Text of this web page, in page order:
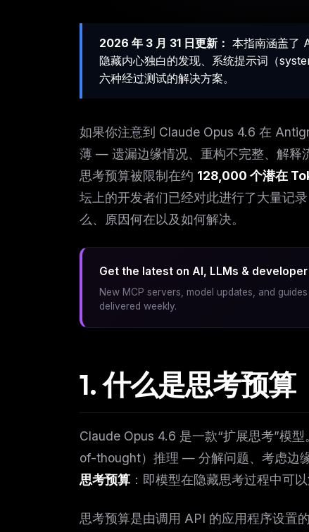
2026 年 3 月 31 日更新： 本指南涵盖了
隐藏内心独白的发现、系统提示词（
六种经过测试的解决方案。
如果你注意到 Claude Opus 4.6 在
薄 — 遗漏边缘情况、重构不完整、解
思考预算被限制在约 128,000 个潜在
坛上的开发者们已经对此进行了大量记
么、原因何在以及如何解决。
Get the latest on AI, LLMs &
New MCP servers, model updates, and
delivered weekly.
1. 什么是思考预算
Claude Opus 4.6 是一款“扩展思考”模
of-thought）推理 — 分解问题、考虑边
思考预算 ：即模型在隐藏思考过程中可
思考预算是由调用 API 的应用程序设置